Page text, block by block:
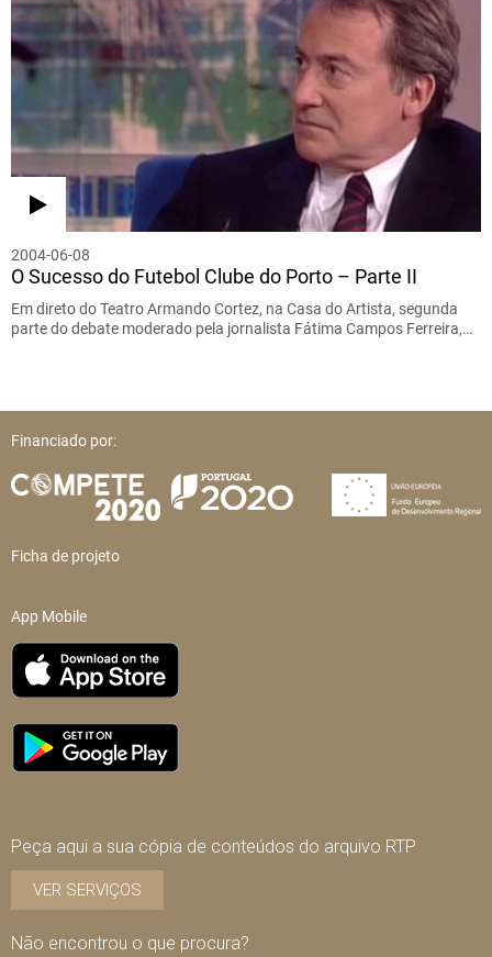
2004-06-08
O Sucesso do Futebol Clube do Porto – Parte II
Em direto do Teatro Armando Cortez, na Casa do Artista, segunda
parte do debate moderado pela jornalista Fátima Campos Ferreira,…
Financiado por:
Ficha de projeto
App Mobile
Peça aqui a sua cópia de conteúdos do arquivo RTP
VER SERVIÇOS
Não encontrou o que procura?